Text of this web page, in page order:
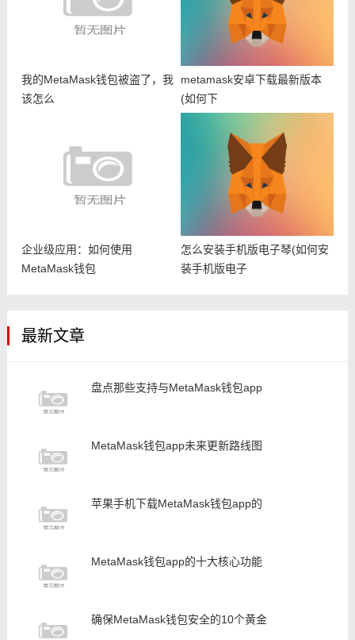
我的MetaMask钱包被盗了，我
该怎么
metamask安卓下载最新版本
(如何下
企业级应用：如何使用
MetaMask钱包
怎么安装手机版电子琴(如何安
装手机版电子
最新文章
盘点那些支持与MetaMask钱包app
MetaMask钱包app未来更新路线图
苹果手机下载MetaMask钱包app的
MetaMask钱包app的十大核心功能
确保MetaMask钱包安全的10个黄金